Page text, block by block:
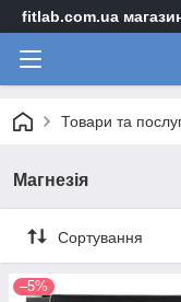
fitlab.com.ua
Товари та
Магнезія
Сортування
–5%